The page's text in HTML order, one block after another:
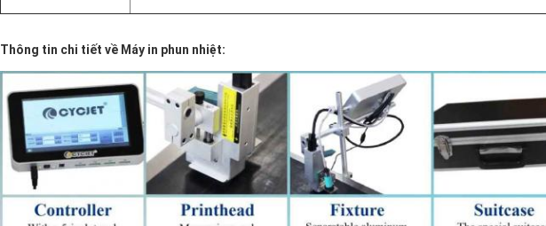
Thông tin chi tiết về Máy in phun nhiệt: